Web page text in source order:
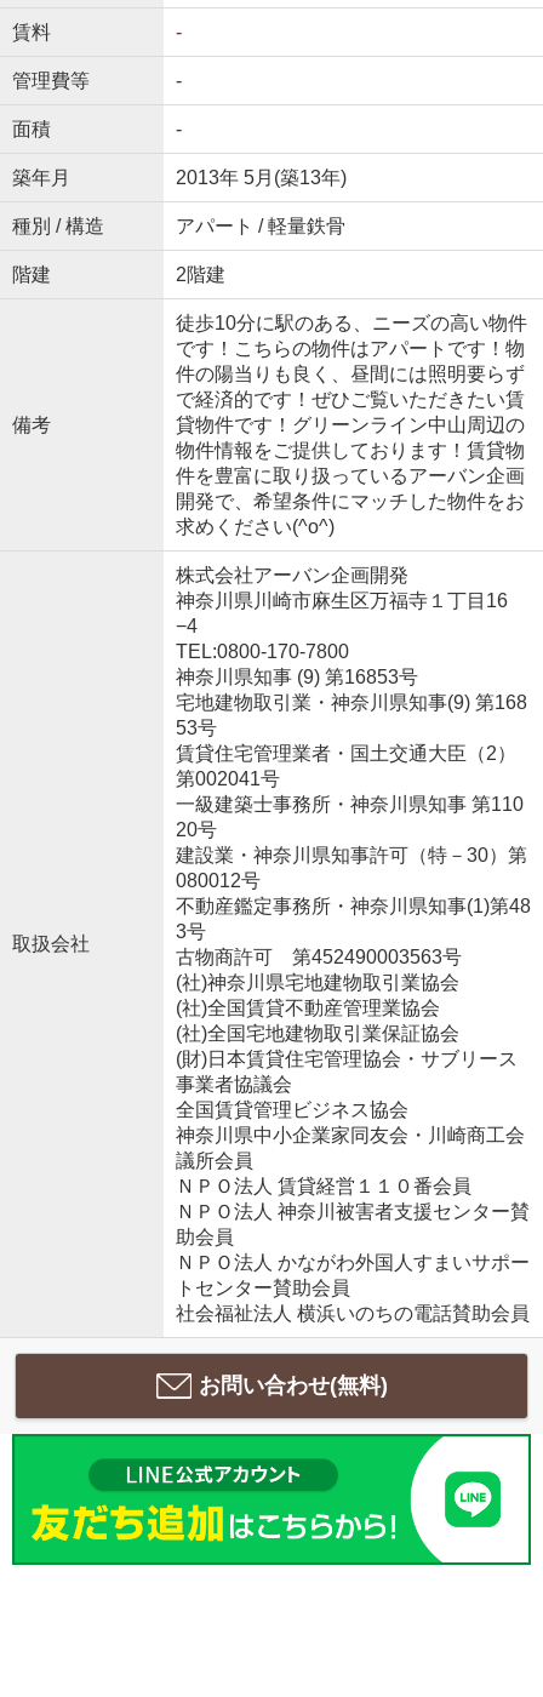
賃料 -
管理費等 -
面積 -
築年月 2013年 5月(築13年)
種別 / 構造 アパート / 軽量鉄骨
階建 2階建
備考
徒歩10分に駅のある、ニーズの高い物件
です！こちらの物件はアパートです！物
件の陽当りも良く、昼間には照明要らず
で経済的です！ぜひご覧いただきたい賃
貸物件です！グリーンライン中山周辺の
物件情報をご提供しております！賃貸物
件を豊富に取り扱っているアーバン企画
開発で、希望条件にマッチした物件をお
求めください(^o^)
取扱会社
株式会社アーバン企画開発
神奈川県川崎市麻生区万福寺１丁目16
−4
TEL:0800-170-7800
神奈川県知事 (9) 第16853号
宅地建物取引業・神奈川県知事(9) 第168
53号
賃貸住宅管理業者・国土交通大臣（2）
第002041号
一級建築士事務所・神奈川県知事 第110
20号
建設業・神奈川県知事許可（特－30）第
080012号
不動産鑑定事務所・神奈川県知事(1)第48
3号
古物商許可 第452490003563号
(社)神奈川県宅地建物取引業協会
(社)全国賃貸不動産管理業協会
(社)全国宅地建物取引業保証協会
(財)日本賃貸住宅管理協会・サブリース
事業者協議会
全国賃貸管理ビジネス協会
神奈川県中小企業家同友会・川崎商工会
議所会員
ＮＰＯ法人 賃貸経営１１０番会員
ＮＰＯ法人 神奈川被害者支援センター賛
助会員
ＮＰＯ法人 かながわ外国人すまいサポー
トセンター賛助会員
社会福祉法人 横浜いのちの電話賛助会員
お問い合わせ(無料)